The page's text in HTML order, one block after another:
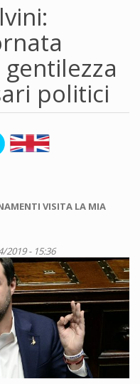
politici
VISITA LA MIA
2019 - 15:36